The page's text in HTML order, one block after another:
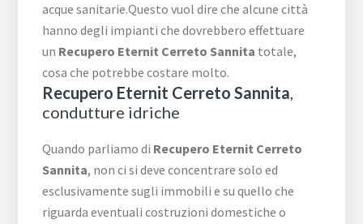
acque sanitarie.Questo vuol dire che alcune città
hanno degli impianti che dovrebbero effettuare
un Recupero Eternit Cerreto Sannita totale,
cosa che potrebbe costare molto.
Recupero Eternit Cerreto Sannita,
condutture idriche
Quando parliamo di Recupero Eternit Cerreto
Sannita, non ci si deve concentrare solo ed
esclusivamente sugli immobili e su quello che
riguarda eventuali costruzioni domestiche o